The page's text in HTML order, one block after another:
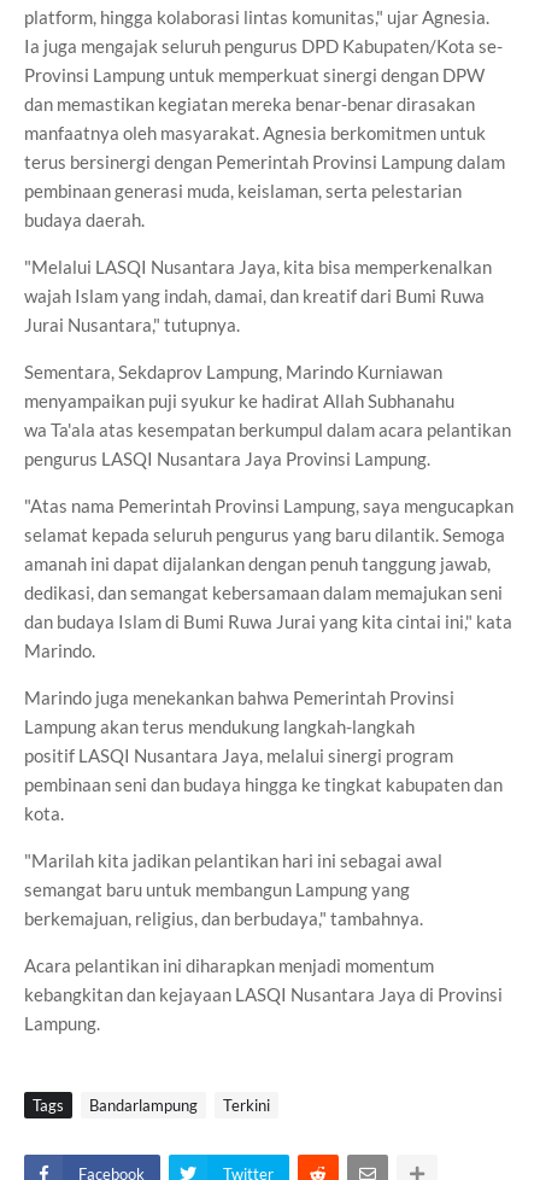
platform, hingga kolaborasi lintas komunitas," ujar Agnesia.
Ia juga mengajak seluruh pengurus DPD Kabupaten/Kota se-
Provinsi Lampung untuk memperkuat sinergi dengan DPW
dan memastikan kegiatan mereka benar-benar dirasakan
manfaatnya oleh masyarakat. Agnesia berkomitmen untuk
terus bersinergi dengan Pemerintah Provinsi Lampung dalam
pembinaan generasi muda, keislaman, serta pelestarian
budaya daerah.
"Melalui LASQI Nusantara Jaya, kita bisa memperkenalkan
wajah Islam yang indah, damai, dan kreatif dari Bumi Ruwa
Jurai Nusantara," tutupnya.
Sementara, Sekdaprov Lampung, Marindo Kurniawan
menyampaikan puji syukur ke hadirat Allah Subhanahu
wa Ta'ala atas kesempatan berkumpul dalam acara pelantikan
pengurus LASQI Nusantara Jaya Provinsi Lampung.
"Atas nama Pemerintah Provinsi Lampung, saya mengucapkan
selamat kepada seluruh pengurus yang baru dilantik. Semoga
amanah ini dapat dijalankan dengan penuh tanggung jawab,
dedikasi, dan semangat kebersamaan dalam memajukan seni
dan budaya Islam di Bumi Ruwa Jurai yang kita cintai ini," kata
Marindo.
Marindo juga menekankan bahwa Pemerintah Provinsi
Lampung akan terus mendukung langkah-langkah
positif LASQI Nusantara Jaya, melalui sinergi program
pembinaan seni dan budaya hingga ke tingkat kabupaten dan
kota.
"Marilah kita jadikan pelantikan hari ini sebagai awal
semangat baru untuk membangun Lampung yang
berkemajuan, religius, dan berbudaya," tambahnya.
Acara pelantikan ini diharapkan menjadi momentum
kebangkitan dan kejayaan LASQI Nusantara Jaya di Provinsi
Lampung.
Tags Bandarlampung Terkini
Facebook Twitter